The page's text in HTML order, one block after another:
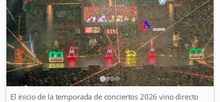
El inicio de la temporada de conciertos 2026 vino directo